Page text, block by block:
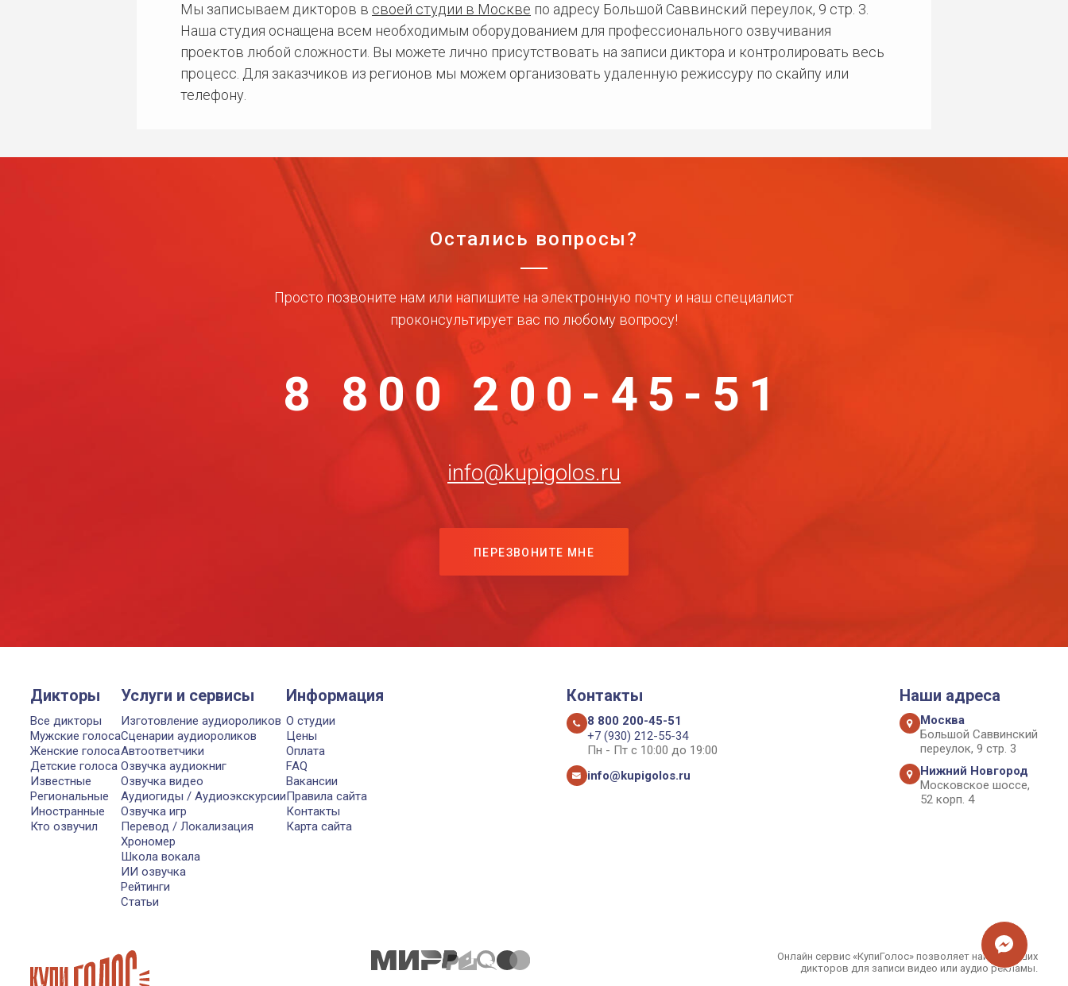
Мы записываем дикторов в своей студии в Москве по адресу Большой Саввинский переулок, 9 стр. 3.
Наша студия оснащена всем необходимым оборудованием для профессионального озвучивания
проектов любой сложности. Вы можете лично присутствовать на записи диктора и контролировать весь
процесс. Для заказчиков из регионов мы можем организовать удаленную режиссуру по скайпу или
телефону.
Остались вопросы?
Просто позвоните нам или напишите на электронную почту и наш специалист
проконсультирует вас по любому вопросу!
8 800 200-45-51
info@kupigolos.ru
ПЕРЕЗВОНИТЕ МНЕ
Дикторы
Все дикторы
Мужские голоса
Женские голоса
Детские голоса
Известные
Региональные
Иностранные
Кто озвучил
Услуги и сервисы
Изготовление аудиороликов
Сценарии аудиороликов
Автоответчики
Озвучка аудиокниг
Озвучка видео
Аудиогиды / Аудиоэкскурсии
Озвучка игр
Перевод / Локализация
Хрономер
Школа вокала
ИИ озвучка
Рейтинги
Статьи
Информация
О студии
Цены
Оплата
FAQ
Вакансии
Правила сайта
Контакты
Карта сайта
Контакты
8 800 200-45-51
+7 (930) 212-55-34
Пн - Пт с 10:00 до 19:00
info@kupigolos.ru
Наши адреса
Москва
Большой Саввинский
переулок, 9 стр. 3
Нижний Новгород
Московское шоссе,
52 корп. 4
Онлайн сервис «КупиГолос» позволяет найти лучших
дикторов для записи видео или аудио рекламы.